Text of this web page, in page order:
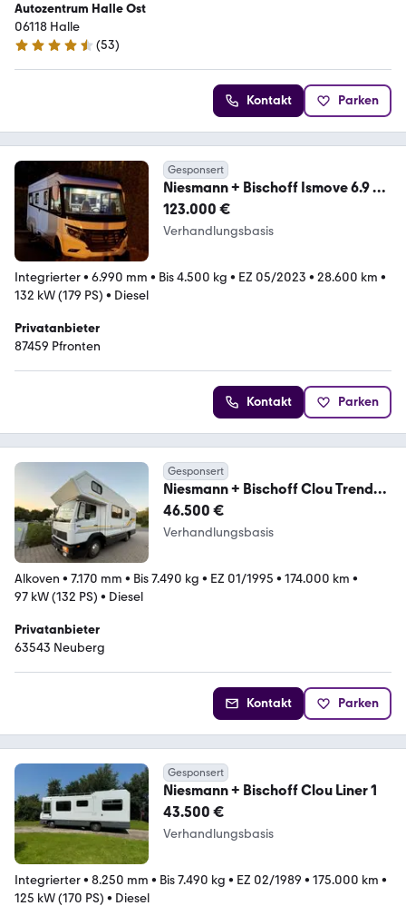
Autozentrum Halle Ost
06118 Halle
4.4 Sterne
(53)
Kontakt Parken
Gesponsert
Niesmann + Bischoff Ismove 6.9 E
ClouLine
123.000 €
Verhandlungsbasis
Integrierter• 6.990 mm • Bis 4.500 kg • EZ 05/2023 • 28.600 km •
132 kW (179 PS) • Diesel
Privatanbieter
87459 Pfronten
Kontakt Parken
Gesponsert
Niesmann + Bischoff Clou Trend
690G
46.500 €
Verhandlungsbasis
Alkoven • 7.170 mm • Bis 7.490 kg • EZ 01/1995 • 174.000 km •
97 kW (132 PS) • Diesel
Privatanbieter
63543 Neuberg
Kontakt Parken
Gesponsert
Niesmann + Bischoff Clou Liner 1
43.500 €
Verhandlungsbasis
Integrierter• 8.250 mm • Bis 7.490 kg • EZ 02/1989 • 175.000 km •
125 kW (170 PS) • Diesel